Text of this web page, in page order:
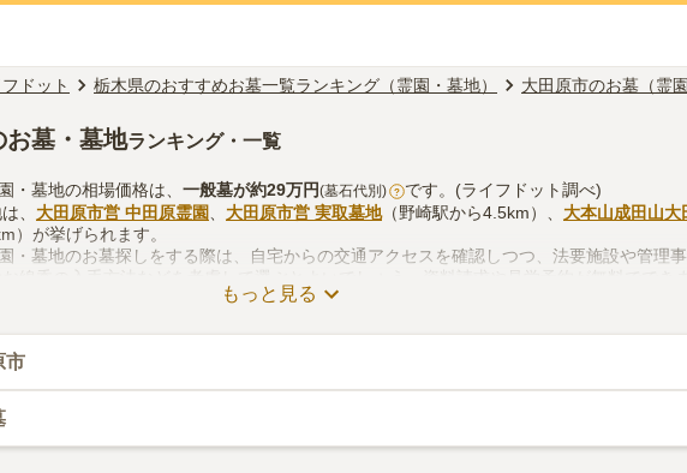
ドット 栃木県のおすすめお墓一覧ランキング（霊園・墓地） 大田原市のお墓（霊
お墓・墓地ランキング・一覧
・墓地の相場価格は、 一般墓が約29万円(墓石代別) ? です。(ライフドット調べ)
、 大田原市営 中田原霊園 大田原市営 実取墓地（野崎駅から4.5km）、 大本山成田山大
）が挙げられます。
・墓地のお墓探しをする際は、自宅からの交通アクセスを確認しつつ、法要施設や管理
線香の入手方法などを考慮して選ぶとよいでしょう。資料請求や見学予約が無料ででき
もっと見る
市